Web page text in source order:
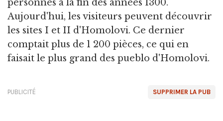
personnes à la fin des années 1300.
Aujourd'hui, les visiteurs peuvent découvrir
les sites I et II d'Homolovi. Ce dernier
comptait plus de 1 200 pièces, ce qui en
faisait le plus grand des pueblo d'Homolovi.
SUPPRIMER LA PUB
PUBLICITÉ